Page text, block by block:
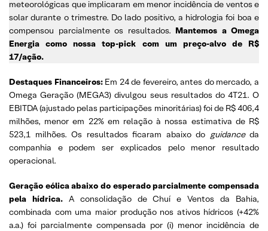
meteorológicas que implicaram em menor incidência de ventos e
solar durante o trimestre. Do lado positivo, a hidrologia foi boa e
compensou parcialmente os resultados. Mantemos a Omega
Energia como nossa top-pick com um preço-alvo de R$
17/ação.
Destaques Financeiros:Em 24 de fevereiro, antes do mercado, a
Omega Geração (MEGA3) divulgou seus resultados do 4T21. O
EBITDA (ajustado pelas participações minoritárias) foi de R$ 406,4
milhões, menor em 22% em relação à nossa estimativa de R$
523,1 milhões. Os resultados ficaram abaixo do guidanceda
companhia e podem ser explicados pelo menor resultado
operacional.
Geração eólica abaixo do esperado parcialmente compensada
pela hídrica.A consolidação de Chuí e Ventos da Bahia,
combinada com uma maior produção nos ativos hídricos (+42%
a.a.) foi parcialmente compensada por (i) menor incidência de